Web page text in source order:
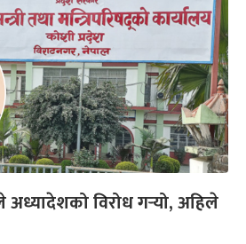
विरोध गर्‍यो, अहिले